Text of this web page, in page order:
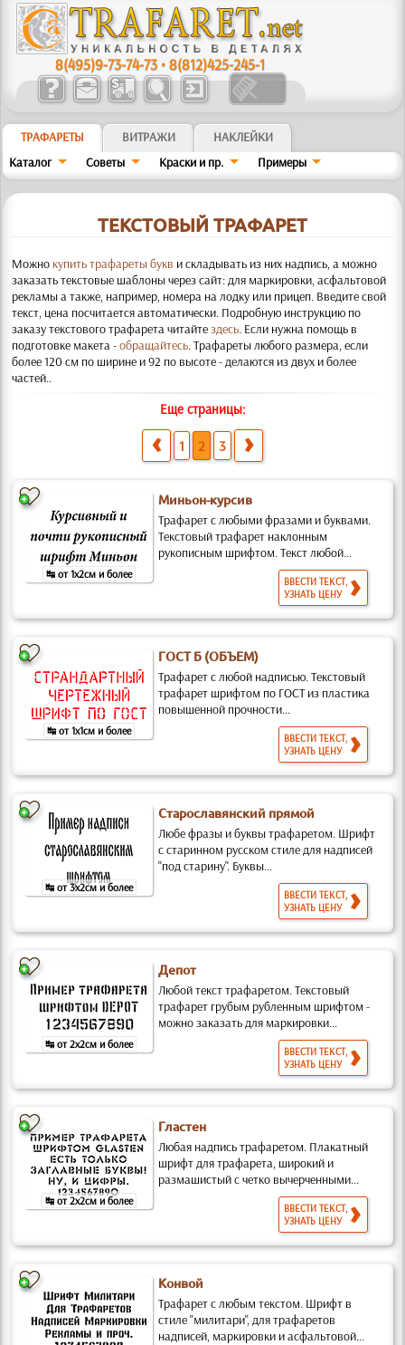
8(495)9-73-74-73 •8(812)425-245-1
ТРАФАРЕТЫ ВИТРАЖИ
НАКЛЕЙКИ
Каталог
Советы Краски и пр. Примеры
ТЕКСТОВЫЙ ТРАФАРЕТ
Можно купить трафареты букв и складывать из них надпись, а можно
заказать текстовые шаблоны через сайт: для маркировки, асфальтовой
рекламыа также, например, номера на лодку или прицеп. Введите свой
текст, цена посчитается автоматически. Подробную инструкцию по
заказу текстового трафарета читайтездесь. Если нужна помощь в
подготовке макета -обращайтесь. Трафареты любого размера, если
более 120 см по ширине и 92 по высоте - делаются из двух и более
частей..
Еще страницы:
1 2 3
↹ от 1x2см и более
Миньон-курсив
Трафарет с любыми фразами и буквами.
Текстовый трафарет наклонным
рукописным шрифтом. Текст любой...
ВВЕСТИ ТЕКСТ,
УЗНАТЬ ЦЕНУ
↹ от 1x1см и более
ГОСТ Б (ОБЪЕМ)
Трафарет с любой надписью. Текстовый
трафарет шрифтом по ГОСТ из пластика
повышенной прочности...
ВВЕСТИ ТЕКСТ,
УЗНАТЬ ЦЕНУ
↹ от 3x2см и более
Старославянский прямой
Любе фразы и буквы трафаретом. Шрифт
с старинном русском стиле для надписей
"под старину". Буквы...
ВВЕСТИ ТЕКСТ,
УЗНАТЬ ЦЕНУ
↹ от 2x2см и более
Депот
Любой текст трафаретом. Текстовый
трафарет грубым рубленным шрифтом -
можно заказать для маркировки...
ВВЕСТИ ТЕКСТ,
УЗНАТЬ ЦЕНУ
↹ от 2x2см и более
Гластен
Любая надпись трафаретом. Плакатный
шрифт для трафарета, широкий и
размашистый с четко вычерченными...
ВВЕСТИ ТЕКСТ,
УЗНАТЬ ЦЕНУ
Конвой
Трафарет с любым текстом. Шрифт в
стиле "милитари", для трафаретов
надписей, маркировки и асфальтовой...